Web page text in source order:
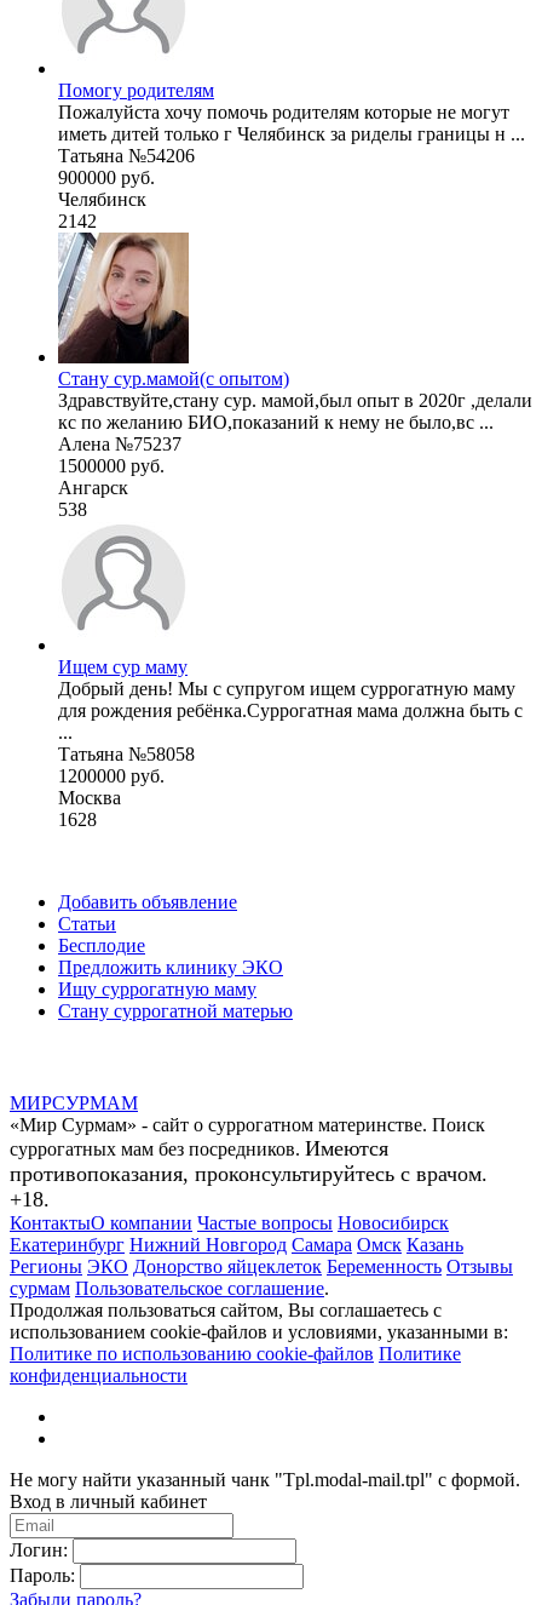
Помогу родителям
Пожалуйста хочу помочь родителям которые не могут
иметь дитей только г Челябинск за риделы границы н ...
Татьяна №54206
900000 руб.
Челябинск
2142
Стану сур.мамой(с опытом)
Здравствуйте,стану сур. мамой,был опыт в 2020г ,делали
кс по желанию БИО,показаний к нему не было,вс ...
Алена №75237
1500000 руб.
Ангарск
538
Ищем сур маму
Добрый день! Мы с супругом ищем суррогатную маму
для рождения ребёнка.Суррогатная мама должна быть с
...
Татьяна №58058
1200000 руб.
Москва
1628
Добавить объявление
Статьи
Бесплодие
Предложить клинику ЭКО
Ищу суррогатную маму
Стану суррогатной матерью
МИРСУРМАМ
«Мир Сурмам» - сайт о суррогатном материнстве. Поиск
суррогатных мам без посредников. Имеются
противопоказания, проконсультируйтесь с врачом.
+18.
КонтактыО компании Частые вопросы Новосибирск
Екатеринбург Нижний Новгород Самара Омск Казань
Регионы ЭКО Донорство яйцеклеток Беременность Отзывы
сурмам Пользовательское соглашение.
Продолжая пользоваться сайтом, Вы соглашаетесь с
использованием cookie-файлов и условиями, указанными в:
Политике по использованию cookie-файлов Политике
конфиденциальности
Не могу найти указанный чанк "Tpl.modal-mail.tpl" с формой.
Вход в личный кабинет
Логин:
Пароль:
Забыли пароль?